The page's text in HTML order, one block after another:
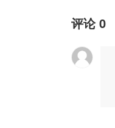
评论0